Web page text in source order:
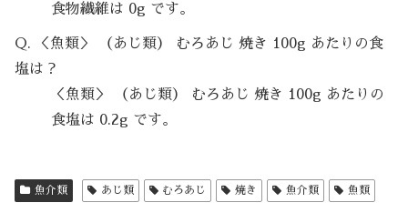
食物繊維は 0g です。
Q. ＜魚類＞ （あじ類） むろあじ 焼き 100g あたりの食
塩は？
＜魚類＞ （あじ類） むろあじ 焼き 100g あたりの
食塩は 0.2g です。
魚介類 あじ類 むろあじ 焼き 魚介類 魚類